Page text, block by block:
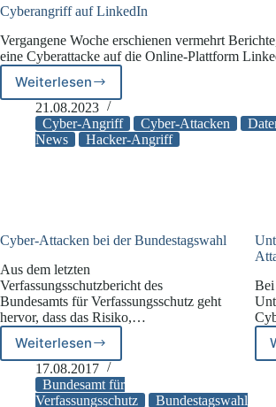
Cyberangriff auf LinkedIn
Vergangene Woche erschienen vermehrt
eine Cyberattacke auf die Online-Plattform
WeiterlesenCyberangriff
auf
LinkedIn
21.08.2023
Cyber-Angriff
Cyber-Attacken
News
Hacker-Angriff
Cyber-Attacken bei der Bundestagswahl
Aus dem letzten
Verfassungsschutzbericht des
Bundesamts für Verfassungsschutz geht
hervor, dass das Risiko,…
Weiterlesen
Cyber-
Attacken
bei
der
17.08.2017
Bundesamt für
Verfassungsschutz
Bundestagswahl
Bei